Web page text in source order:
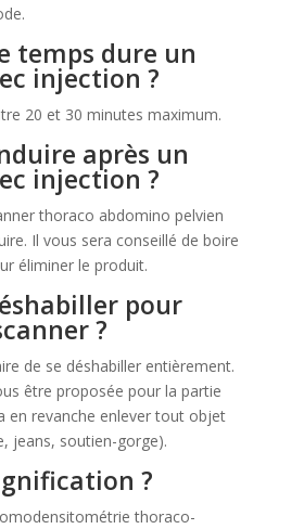
temps dure un
injection ?
20 et 30 minutes maximum.
après un
injection ?
thoraco abdomino pelvien
Il vous sera conseillé de boire
éliminer le produit.
pour
?
de se déshabiller entièrement.
être proposée pour la partie
en revanche enlever tout objet
jeans, soutien-gorge).
?
thoraco-